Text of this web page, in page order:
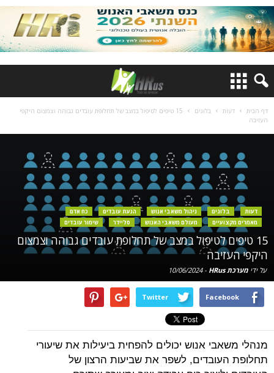
דף הבית דעות בלוגים
15 טיפים לטיפול במצב של תחלופת עובדים גבוהה וצמצום היקפי
העזיבה
דעות בלוגים ניהול משאבי אנוש הנעת עובדים
כח אדם
מאמרים מקצועיים
מעולם משאבי האנוש סליידר שימור עובדים
15 טיפים לטיפול במצב של תחלופת עובדים גבוהה וצמצום
היקפי העזיבה
על ידי מערכת HRus -
10/06/2024
Facebook
Twitter
מנהלי משאבי אנוש יכולים להפחית ביעילות את שיעורי
תחלופת העובדים, לשפר את שביעות הרצון של